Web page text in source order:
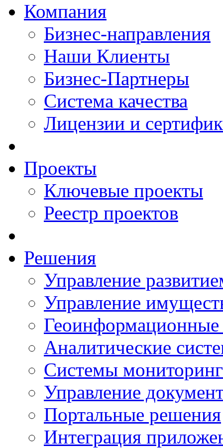
Компания
Бизнес-направления
Наши Клиенты
Бизнес-Партнеры
Система качества
Лицензии и
Проекты
Ключевые проекты
Реестр проектов
Решения
Управление
Управление
Аналитические
Системы
Управление
Портальные решения
Интеграция